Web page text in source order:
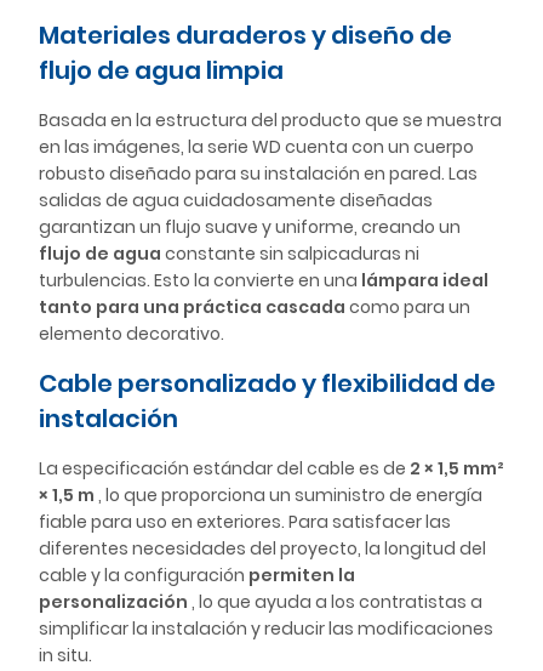
Materiales duraderos y diseño de
flujo de agua limpia
Basada en la estructura del producto que se muestra
en las imágenes, la serie WD cuenta con un cuerpo
robusto diseñado para su instalación en pared. Las
salidas de agua cuidadosamente diseñadas
garantizan un flujo suave y uniforme, creando un
flujo de agua constante sin salpicaduras ni
turbulencias. Esto la convierte en una lámpara ideal
tanto para una práctica cascada como para un
elemento decorativo.
Cable personalizado y flexibilidad de
instalación
La especificación estándar del cable es de 2 × 1,5 mm²
× 1,5 m , lo que proporciona un suministro de energía
fiable para uso en exteriores. Para satisfacer las
diferentes necesidades del proyecto, la longitud del
cable y la configuración permiten la
personalización , lo que ayuda a los contratistas a
simplificar la instalación y reducir las modificaciones
in situ.